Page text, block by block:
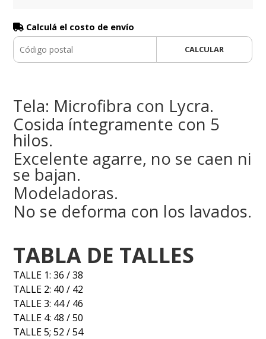
Calculá el costo de envío
CALCULAR
Tela: Microfibra con Lycra.
Cosida íntegramente con 5
hilos.
Excelente agarre, no se caen ni
se bajan.
Modeladoras.
No se deforma con los lavados.
TABLA DE TALLES
TALLE 1: 36 / 38
TALLE 2: 40 / 42
TALLE 3: 44 / 46
TALLE 4: 48 / 50
TALLE 5; 52 / 54